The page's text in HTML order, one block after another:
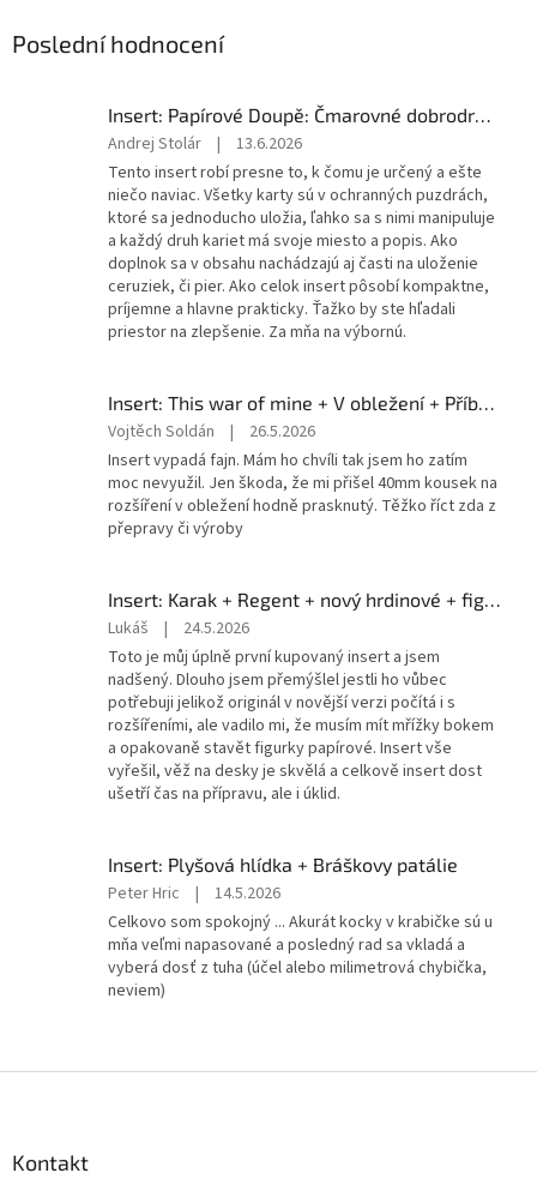
Poslední hodnocení
Insert: Papírové Doupě: Čmarovné dobrodružství + Nová dobrodružství
Hodnocení
produktu
je
5
z
5
hvězdiček.
Andrej Stolár |
13.6.2026
Tento insert robí presne to, k čomu je určený a ešte
niečo naviac. Všetky karty sú v ochranných puzdrách,
ktoré sa jednoducho uložia, ľahko sa s nimi manipuluje
a každý druh kariet má svoje miesto a popis. Ako
doplnok sa v obsahu nachádzajú aj časti na uloženie
ceruziek, či pier. Ako celok insert pôsobí kompaktne,
príjemne a hlavne prakticky. Ťažko by ste hľadali
priestor na zlepšenie. Za mňa na výbornú.
Insert: This war of mine + V obležení + Příběhy města sutin
Hodnocení
produktu
je
3
z
5
Vojtěch Soldán |
26.5.2026
Insert vypadá fajn. Mám ho chvíli tak jsem ho zatím
moc nevyužil. Jen škoda, že mi přišel 40mm kousek na
rozšíření v obležení hodně prasknutý. Těžko říct zda z
přepravy či výroby
Insert: Karak + Regent + nový hrdinové + figurky + delux set (v3.1)
Hodnocení
produktu
je
5
z
5
hvězdiček.
Lukáš |
24.5.2026
Toto je můj úplně první kupovaný insert a jsem
nadšený. Dlouho jsem přemýšlel jestli ho vůbec
potřebuji jelikož originál v novější verzi počítá i s
rozšířeními, ale vadilo mi, že musím mít mřížky bokem
a opakovaně stavět figurky papírové. Insert vše
vyřešil, věž na desky je skvělá a celkově insert dost
ušetří čas na přípravu, ale i úklid.
Insert: Plyšová hlídka + Bráškovy patálie
Hodnocení
produktu
je
5
z
Peter Hric |
14.5.2026
Celkovo som spokojný ... Akurát kocky v krabičke sú u
mňa veľmi napasované a posledný rad sa vkladá a
vyberá dosť z tuha (účel alebo milimetrová chybička,
neviem)
Kontakt